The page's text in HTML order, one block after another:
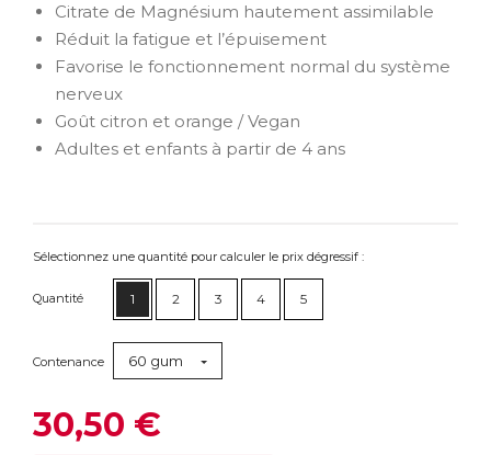
Citrate de Magnésium hautement assimilable
Réduit la fatigue et l’épuisement
Favorise le fonctionnement normal du système
nerveux
Goût citron et orange / Vegan
Adultes et enfants à partir de 4 ans
Sélectionnez une quantité pour calculer le prix dégressif :
Quantité 1 2 3 4 5
Contenance 60 gum
30,50 €